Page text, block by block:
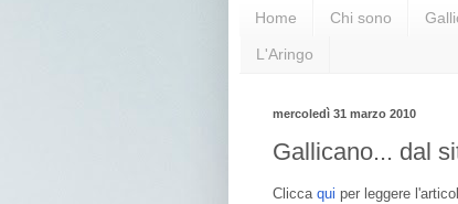
Home Chi sono
L'Aringo
mercoledì 31 marzo 2010
Gallicano... dal
Clicca qui per leggere